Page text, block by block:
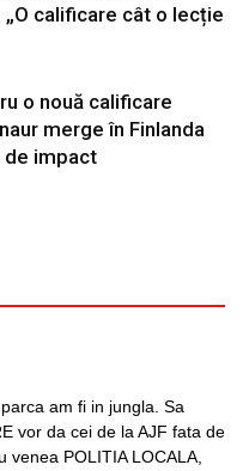
„O calificare cât o lecție
o nouă calificare
merge în Finlanda
de impact
am fi in jungla. Sa
vor da cei de la AJF fata de
venea POLITIA LOCALA,